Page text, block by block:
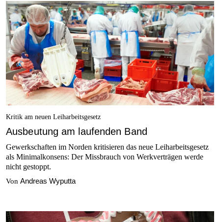
Kritik am neuen Leiharbeitsgesetz
Ausbeutung am laufenden Band
Gewerkschaften im Norden kritisieren das neue Leiharbeitsgesetz
als Minimalkonsens: Der Missbrauch von Werkverträgen werde
nicht gestoppt.
Von Andreas Wyputta